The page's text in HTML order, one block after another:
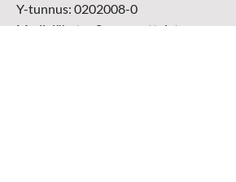
Y-tunnus: 0202008-0
Medialähetys Sanansaattajat ry